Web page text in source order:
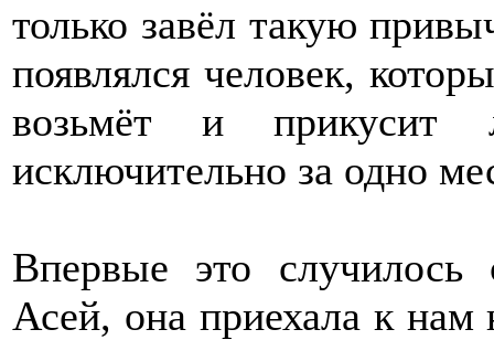
только завёл такую
появлялся человек,
возьмёт и прикусит
исключительно за одно
Впервые это
Асей, она приехала к нам